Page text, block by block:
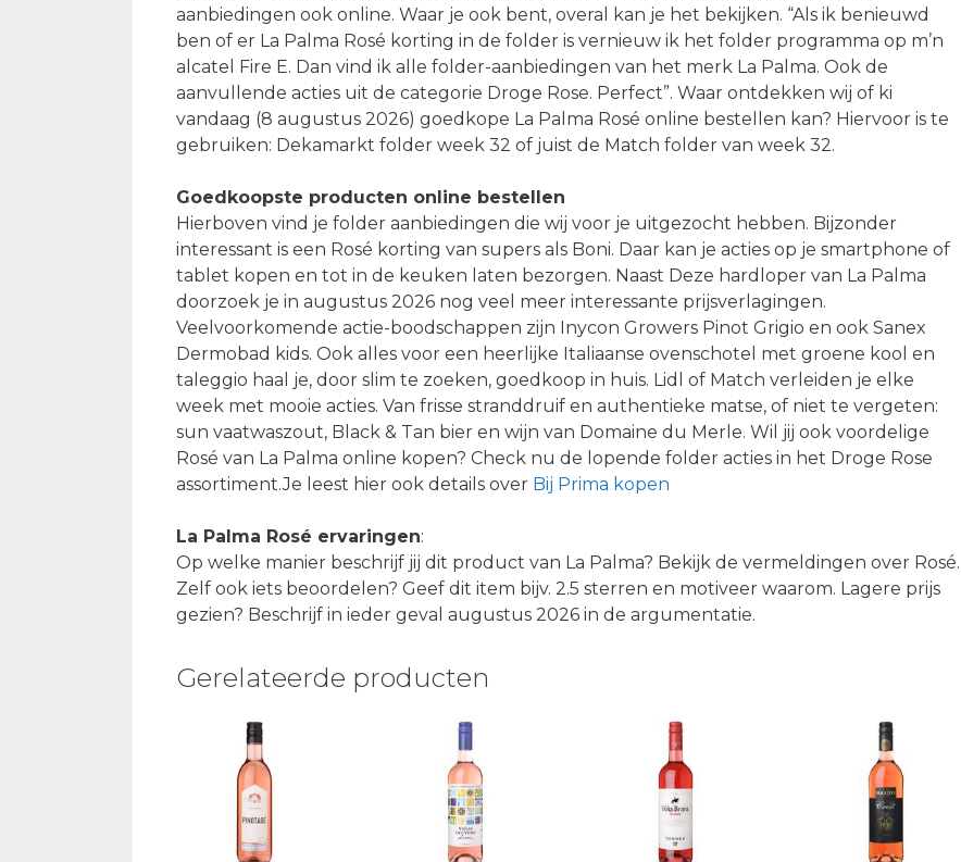
aanbiedingen ook online. Waar je ook bent, overal kan je het bekijken. “Als ik benieuwd
ben of er La Palma Rosé korting in de folder is vernieuw ik het folder programma op m’n
alcatel Fire E. Dan vind ik alle folder-aanbiedingen van het merk La Palma. Ook de
aanvullende acties uit de categorie Droge Rose. Perfect”. Waar ontdekken wij of ki
vandaag (8 augustus 2026) goedkope La Palma Rosé online bestellen kan? Hiervoor is te
gebruiken: Dekamarkt folder week 32 of juist de Match folder van week 32.
Goedkoopste producten online bestellen
Hierboven vind je folder aanbiedingen die wij voor je uitgezocht hebben. Bijzonder
interessant is een Rosé korting van supers als Boni. Daar kan je acties op je smartphone of
tablet kopen en tot in de keuken laten bezorgen. Naast Deze hardloper van La Palma
doorzoek je in augustus 2026 nog veel meer interessante prijsverlagingen.
Veelvoorkomende actie-boodschappen zijn Inycon Growers Pinot Grigio en ook Sanex
Dermobad kids. Ook alles voor een heerlijke Italiaanse ovenschotel met groene kool en
taleggio haal je, door slim te zoeken, goedkoop in huis. Lidl of Match verleiden je elke
week met mooie acties. Van frisse stranddruif en authentieke matse, of niet te vergeten:
sun vaatwaszout, Black & Tan bier en wijn van Domaine du Merle. Wil jij ook voordelige
Rosé van La Palma online kopen? Check nu de lopende folder acties in het Droge Rose
assortiment.Je leest hier ook details over Bij Prima kopen
La Palma Rosé ervaringen:
Op welke manier beschrijf jij dit product van La Palma? Bekijk de vermeldingen over Rosé.
Zelf ook iets beoordelen? Geef dit item bijv. 2.5 sterren en motiveer waarom. Lagere prijs
gezien? Beschrijf in ieder geval augustus 2026 in de argumentatie.
Gerelateerde producten